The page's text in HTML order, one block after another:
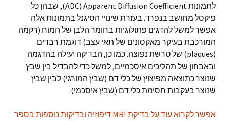
לתמונות ADC) Apparent Diffusion Coefficient), שבהן כל
פיקסל מחושב בנפרד. בעזרת שינויי הסיגנל בתמונות אלה
אפשר למשל להדגים פתולוגיות בחומר הלבן של המוח (רקמה
המורכבת בעיקר מאקסונים של תאי עצב) דוגמת רבדים
(plaques) של טרשת נפוצה. כמו כן, הבדיקה יעילה בהדגמה
ובאבחון של תהליכים איסכמיים, למשל כדי להבדיל בין שבץ
שנוצר כתוצאה מפיצוץ של כלי דם (שבץ המורגי) לבין שבץ
שנוצר בעקבות חסימת כלי דם (שבץ איסכמי).
אפשר לקרוא עוד על בדיקת MRI דיפוזיה ובדיקות נוספות בספר